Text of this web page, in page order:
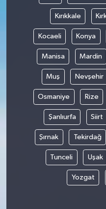
Kırıkkale
Kocaeli Konya
Manisa Mardin
Muş Nevşehir
Osmaniye Rize
Şanlıurfa Siirt
Şırnak Tekirdağ
Tunceli Uşak
Yozgat